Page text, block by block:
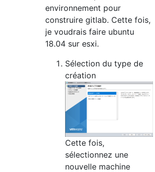
environnement pour
construire gitlab. Cette fois,
je voudrais faire ubuntu
18.04 sur esxi.
Sélection du type de
création
Cette fois,
sélectionnez une
nouvelle machine